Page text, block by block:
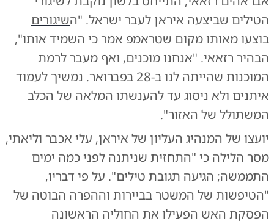
הטילים שביצעה איראן לעבר ישראל. "השיגורים
בוצעו מאותו מקום שטראמפ אמר כי השמיד אותו",
הבהיר רזאאי. "אנחנו מוכנים, ואף מעבר לרמת
המוכנות שהייתה לנו ב-28 בפברואר. נמשיך לעמוד
איתנים ולא ניסוג עד להענשתו המלאה של הכלב
המשתולל של האזור".
יועצו של המנהיג העליון של איראן, עלי אכבר וליאתי,
מסר הלילה כי "התחזית שניתנה לפני כמה ימים
התממשה; הגיעה תגובת טילים". על פי דבריו,
"הטיפשות של המשטר בביירות וההפרה הבוטה של
הפסקת האש הפעילו את החוליה הראשונה